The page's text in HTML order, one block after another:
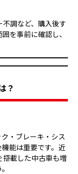
調など、購入後す
を事前に確認し、
？
・ブレーキ・シス
能は重要です。近
載した中古車も増